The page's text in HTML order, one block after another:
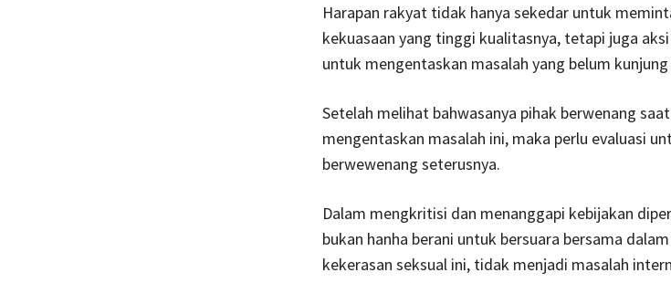
Harapan rakyat tidak hanya sekedar untuk
kekuasaan yang tinggi kualitasnya, tetapi juga
untuk mengentaskan masalah yang belum kunjung
Setelah melihat bahwasanya pihak berwenang
mengentaskan masalah ini, maka perlu evaluasi
berwewenang seterusnya.
Dalam mengkritisi dan menanggapi kebijakan
bukan hanha berani untuk bersuara bersama
kekerasan seksual ini, tidak menjadi masalah